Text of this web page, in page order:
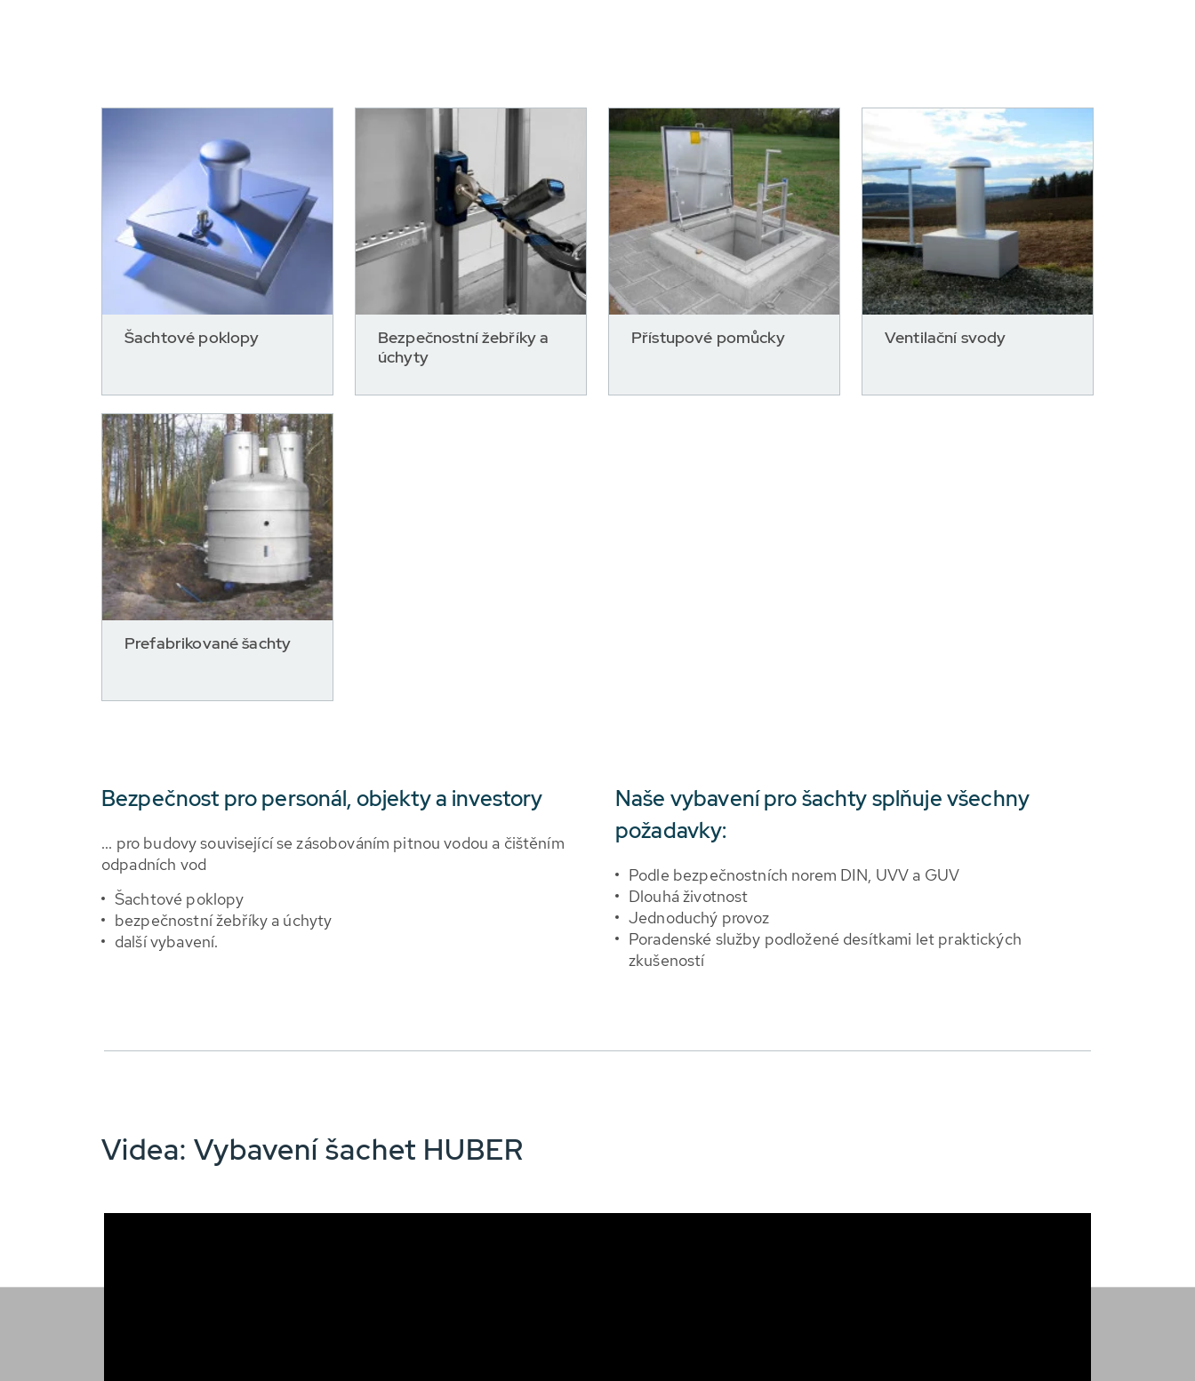
Šachtové poklopy
Bezpečnostní žebříky a
úchyty
Přístupové pomůcky Ventilační svody
Prefabrikované šachty
Bezpečnost pro personál, objekty a investory
... pro budovy související se zásobováním pitnou vodou a čištěním
odpadních vod
Šachtové poklopy
bezpečnostní žebříky a úchyty
další vybavení.
Naše vybavení pro šachty splňuje všechny
požadavky:
Podle bezpečnostních norem DIN, UVV a GUV
Dlouhá životnost
Jednoduchý provoz
Poradenské služby podložené desítkami let praktických
zkušeností
Videa: Vybavení šachet HUBER